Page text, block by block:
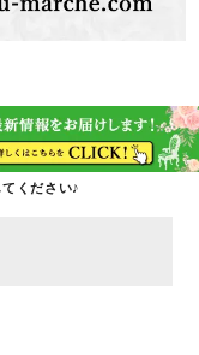
ください♪